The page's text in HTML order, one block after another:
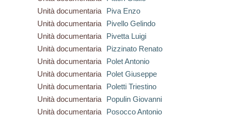
Unità documentaria
Piva Enzo
Unità documentaria
Pivello Gelindo
Unità documentaria
Pivetta Luigi
Unità documentaria
Pizzinato Renato
Unità documentaria
Polet Antonio
Unità documentaria
Polet Giuseppe
Unità documentaria
Poletti Triestino
Unità documentaria
Populin Giovanni
Unità documentaria
Posocco Antonio